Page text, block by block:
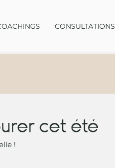
CONSULTATIONS
cet été
!